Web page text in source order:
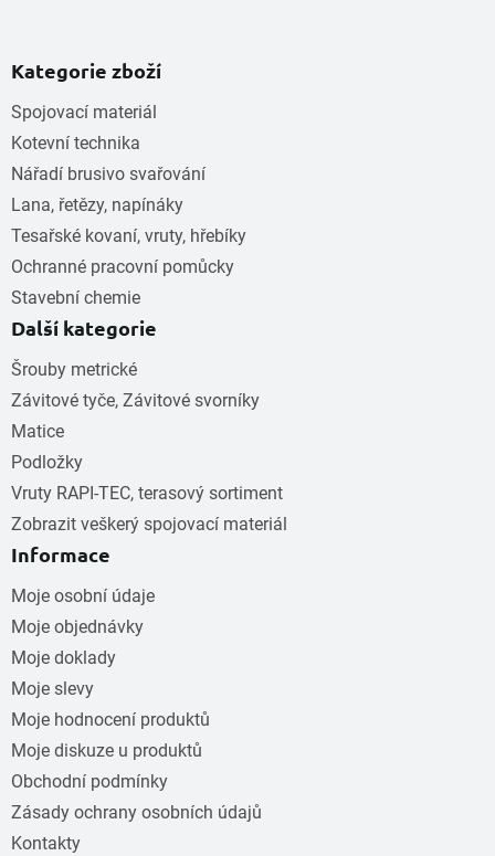
Kategorie zboží
Spojovací materiál
Kotevní technika
Nářadí brusivo svařování
Lana, řetězy, napínáky
Tesařské kovaní, vruty, hřebíky
Ochranné pracovní pomůcky
Stavební chemie
Další kategorie
Šrouby metrické
Závitové tyče, Závitové svorníky
Matice
Podložky
Vruty RAPI-TEC, terasový sortiment
Zobrazit veškerý spojovací materiál
Informace
Moje osobní údaje
Moje objednávky
Moje doklady
Moje slevy
Moje hodnocení produktů
Moje diskuze u produktů
Obchodní podmínky
Zásady ochrany osobních údajů
Kontakty